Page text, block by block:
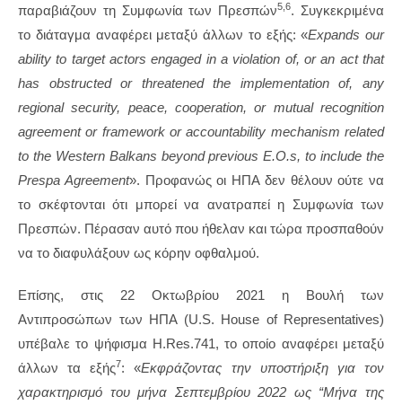
παραβιάζουν τη Συμφωνία των Πρεσπών5,6. Συγκεκριμένα
το διάταγμα αναφέρει μεταξύ άλλων το εξής: «Expands our
ability to target actors engaged in a violation of, or an act that
has obstructed or threatened the implementation of, any
regional security, peace, cooperation, or mutual recognition
agreement or framework or accountability mechanism related
to the Western Balkans beyond previous E.O.s, to include the
Prespa Agreement». Προφανώς οι ΗΠΑ δεν θέλουν ούτε να
το σκέφτονται ότι μπορεί να ανατραπεί η Συμφωνία των
Πρεσπών. Πέρασαν αυτό που ήθελαν και τώρα προσπαθούν
να το διαφυλάξουν ως κόρην οφθαλμού.
Επίσης, στις 22 Οκτωβρίου 2021 η Βουλή των
Αντιπροσώπων των ΗΠΑ (U.S. House of Representatives)
υπέβαλε το ψήφισμα H.Res.741, το οποίο αναφέρει μεταξύ
άλλων τα εξής7: «Εκφράζοντας την υποστήριξη για τον
χαρακτηρισμό του μήνα Σεπτεμβρίου 2022 ως “Μήνα της